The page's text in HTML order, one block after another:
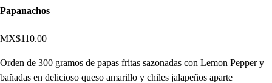
Papanachos
MX$110.00
Orden de 300 gramos de papas fritas sazonadas con Lemon Pepper y
bañadas en delicioso queso amarillo y chiles jalapeños aparte